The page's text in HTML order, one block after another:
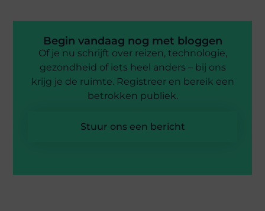
Begin vandaag nog met bloggen
Of je nu schrijft over reizen, technologie,
gezondheid of iets heel anders – bij ons
krijg je de ruimte. Registreer en bereik een
betrokken publiek.
Stuur ons een bericht